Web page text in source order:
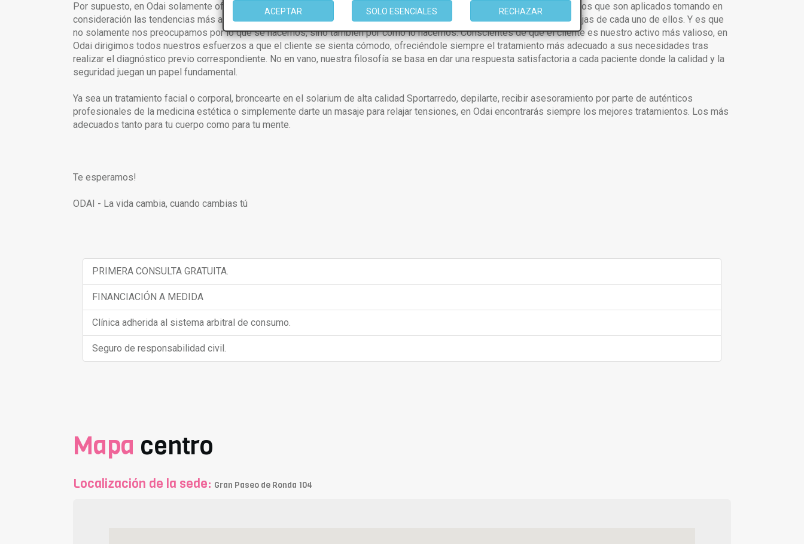
ACEPTAR SOLO ESENCIALES RECHAZAR
Por supuesto, en Odai solamente ofrecemos productos para el cuidado personal de primeras marcas, productos novedosos que son aplicados tomando en
consideración las tendencias más avanzadas del mercado, proporcionando al cliente siempre información sobre las ventajas de cada uno de ellos. Y es que
no solamente nos preocupamos por lo que se hacemos, sino también por cómo lo hacemos. Conscientes de que el cliente es nuestro activo más valioso, en
Odai dirigimos todos nuestros esfuerzos a que el cliente se sienta cómodo, ofreciéndole siempre el tratamiento más adecuado a sus necesidades tras
realizar el diagnóstico previo correspondiente. No en vano, nuestra filosofía se basa en dar una respuesta satisfactoria a cada paciente donde la calidad y la
seguridad juegan un papel fundamental.
Ya sea un tratamiento facial o corporal, broncearte en el solarium de alta calidad Sportarredo, depilarte, recibir asesoramiento por parte de auténticos
profesionales de la medicina estética o simplemente darte un masaje para relajar tensiones, en Odai encontrarás siempre los mejores tratamientos. Los más
adecuados tanto para tu cuerpo como para tu mente.
Te esperamos!
ODAI - La vida cambia, cuando cambias tú
PRIMERA CONSULTA GRATUITA.
FINANCIACIÓN A MEDIDA
Clínica adherida al sistema arbitral de consumo.
Seguro de responsabilidad civil.
Mapa centro
Localización de la sede: Gran Paseo de Ronda 104